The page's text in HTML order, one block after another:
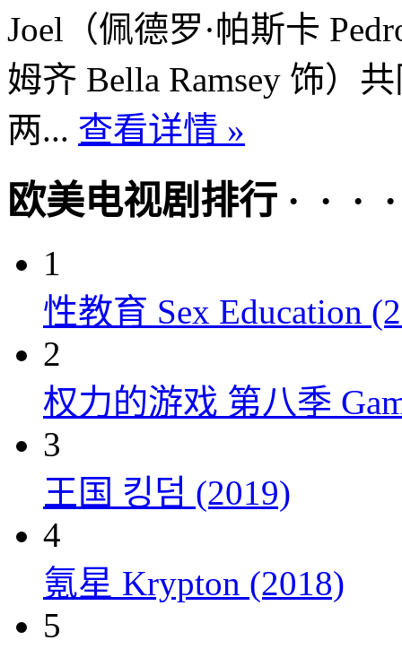
Joel（佩德罗·帕斯卡
姆齐 Bella Ramsey 饰）
两... 查看详情 »
欧美电视剧排行 · · ·
1
性教育 Sex Education
2
权力的游戏 第八季
3
王国 킹덤 (2019)
4
氪星 Krypton (2018)
5